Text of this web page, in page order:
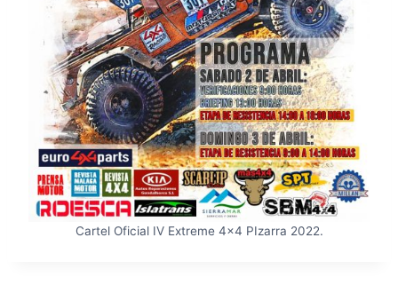
Cartel Oficial IV Extreme 4×4 PIzarra 2022.